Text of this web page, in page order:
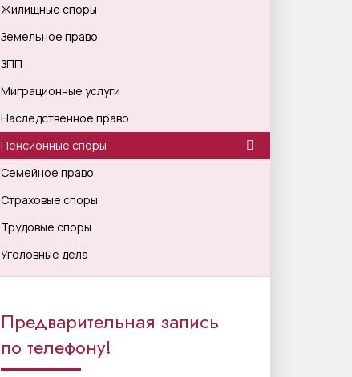
Жилищные споры
Земельное право
ЗПП
Миграционные услуги
Наследственное право
Пенсионные споры
Семейное право
Страховые споры
Трудовые споры
Уголовные дела
Предварительная запись
по телефону!